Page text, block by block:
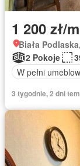
1 200 zł/
Biała
2 Pokoje
W pełni
3 tygodnie, 2 dni